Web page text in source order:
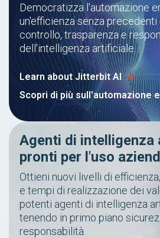
Democratizza l'automazione
un'efficienza senza
controllo, trasparenza e
dell'intelligenza artificiale.
Learn about Jitterbit AI
Scopri di più sull'automazione
Agenti di
pronti per l'uso
Ottieni nuovi livelli di
e tempi di realizzazione dei
potenti agenti di intelligenza
tenendo in primo piano
responsabilità.